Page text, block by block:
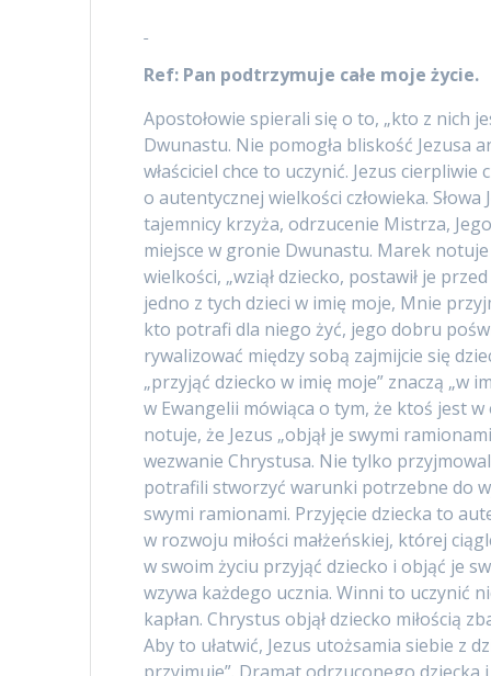
Ref: Pan podtrzymuje całe moje życie.
Apostołowie spierali się o to, „kto z nich
Dwunastu. Nie pomogła bliskość Jezusa
właściciel chce to uczynić. Jezus cierpliwie
o autentycznej wielkości człowieka.
tajemnicy krzyża, odrzucenie Mistrza,
miejsce w gronie Dwunastu. Marek notuje
wielkości, „wziął dziecko, postawił je
jedno z tych dzieci w imię moje, Mnie
kto potrafi dla niego żyć, jego dobru
rywalizować między sobą zajmijcie się
„przyjąć dziecko w imię moje” znaczą „w
w Ewangelii mówiąca o tym, że ktoś jest
notuje, że Jezus „objął je swymi
wezwanie Chrystusa. Nie tylko
potrafili stworzyć warunki potrzebne do
swymi ramionami. Przyjęcie dziecka to
w rozwoju miłości małżeńskiej, której
w swoim życiu przyjąć dziecko i objąć je
wzywa każdego ucznia. Winni to uczynić
kapłan. Chrystus objął dziecko miłością
Aby to ułatwić, Jezus utożsamia siebie z
przyjmuje”. Dramat odrzuconego dziecka